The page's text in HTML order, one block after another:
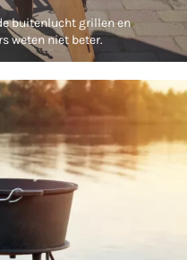
buitenlucht grillen en
weten niet beter.